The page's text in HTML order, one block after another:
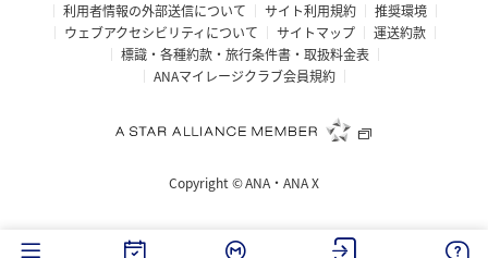
利用者情報の外部送信について
サイト利用規約
推奨環境
ウェブアクセシビリティについて
サイトマップ
運送約款
標識・各種約款・旅行条件書・取扱料金表
ANAマイレージクラブ会員規約
Copyright ©ANA・ANA X